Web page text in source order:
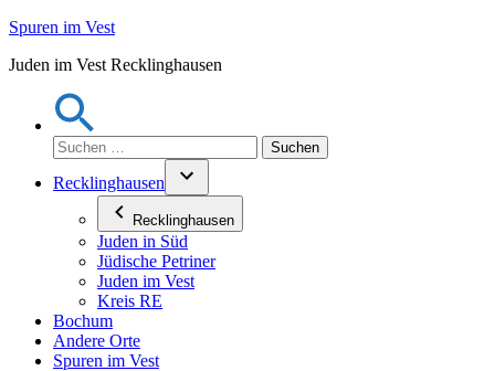
Zum
springen
Spuren im Vest
Juden im Vest Recklinghausen
Suchen
nach:
Recklinghausen
Recklinghausen
Juden in Süd
Jüdische Petriner
Juden im Vest
Kreis RE
Bochum
Andere Orte
Spuren im Vest